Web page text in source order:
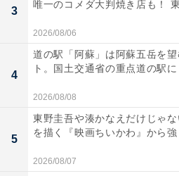
3
唯一のコメダ大判焼き店も！
2026/08/06
4
道の駅「阿蘇」は阿蘇五岳を
ト。国土交通省の重点道の駅
2026/08/08
5
東野圭吾や湊かなえだけじゃな
を描く『映画ちいかわ』から
2026/08/07